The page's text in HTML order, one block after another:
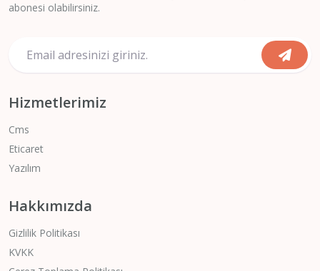
abonesi olabilirsiniz.
Hizmetlerimiz
Cms
Eticaret
Yazılım
Hakkımızda
Gizlilik Politikası
KVKK